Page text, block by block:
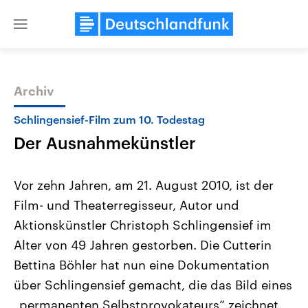
Close
Themen
Landtagswahl Sachsen-Anhalt
2026
Alle Informationen
Sachsen-Anhalt wählt am 6.
September 2026 einen neuen
Landtag. Seit 2021 wird das
Bundesland von einer Koalition aus
USA
Aktuelle Beiträge,
Hintergründe
Wirtschaftlich und
gehören die Vereinigten
mit großem Einfluss auf
Archiv
Schlingensief-Film zum 10. Todestag
Der Ausnahmekünstler
Vor zehn Jahren, am 21. August 2010, ist der
Film- und Theaterregisseur, Autor und
Aktionskünstler Christoph Schlingensief im
Alter von 49 Jahren gestorben. Die Cutterin
Bettina Böhler hat nun eine Dokumentation
über Schlingensief gemacht, die das Bild eines
„permanenten Selbstprovokateurs“ zeichnet.